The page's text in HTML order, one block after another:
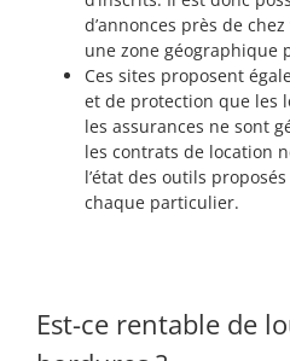
d’annonces près de
une zone géographique
Ces sites proposent
et de protection que les
les assurances ne sont
les contrats de location
l’état des outils
chaque particulier.
Est-ce rentable de